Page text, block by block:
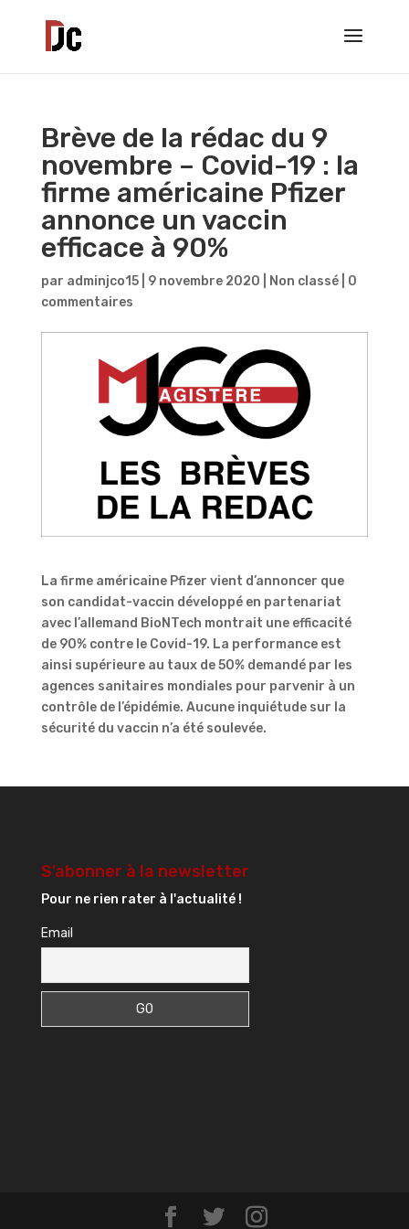
Brève de la rédac du 9
novembre – Covid-19 : la
firme américaine Pfizer
annonce un vaccin
efficace à 90%
par adminjco15| 9 novembre 2020 Non classé| 0
commentaires
La firme américaine Pfizer vient d’annoncer que
son candidat-vaccin développé en partenariat
avec l’allemand BioNTech montrait une efficacité
de 90% contre le Covid-19. La performance est
ainsi supérieure au taux de 50% demandé par les
agences sanitaires mondiales pour parvenir à un
contrôle de l’épidémie. Aucune inquiétude sur la
sécurité du vaccin n’a été soulevée.
S’abonner à la newsletter
Pour ne rien rater à l'actualité !
Email